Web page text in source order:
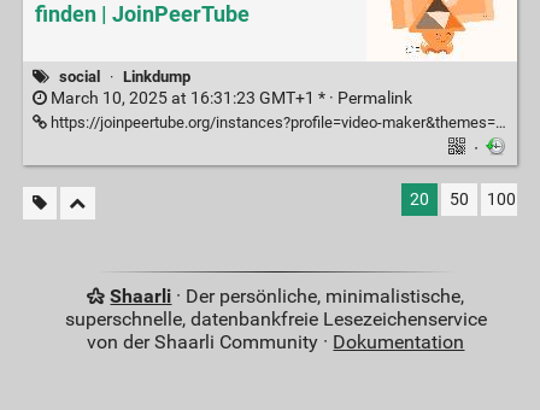
finden | JoinPeerTube
social · Linkdump
March 10, 2025 at 16:31:23 GMT+1 * · Permalink
https://joinpeertube.org/instances?profile=video-maker&themes=7&nsfw=blur&languages=en&quota=5000000000&isStreamer=yes
·
20 50 100
Shaarli · Der persönliche, minimalistische,
superschnelle, datenbankfreie Lesezeichenservice
von der Shaarli Community · Dokumentation